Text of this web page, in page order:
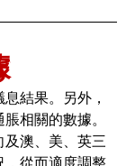
結果。另外，
相關的數據。
澳、美、英三